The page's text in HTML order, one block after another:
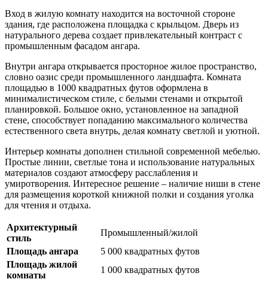
Вход в жилую комнату находится на восточной стороне
здания, где расположена площадка с крыльцом. Дверь из
натурального дерева создает привлекательный контраст с
промышленным фасадом ангара.
Внутри ангара открывается просторное жилое пространство,
словно оазис среди промышленного ландшафта. Комната
площадью в 1000 квадратных футов оформлена в
минималистическом стиле, с белыми стенами и открытой
планировкой. Большое окно, установленное на западной
стене, способствует попаданию максимального количества
естественного света внутрь, делая комнату светлой и уютной.
Интерьер комнаты дополнен стильной современной мебелью.
Простые линии, светлые тона и использование натуральных
материалов создают атмосферу расслабления и
умиротворения. Интересное решение – наличие ниши в стене
для размещения короткой книжной полки и создания уголка
для чтения и отдыха.
Архитектурный
стиль
Промышленный/жилой
Площадь ангара
5 000 квадратных футов
Площадь жилой
комнаты
1 000 квадратных футов